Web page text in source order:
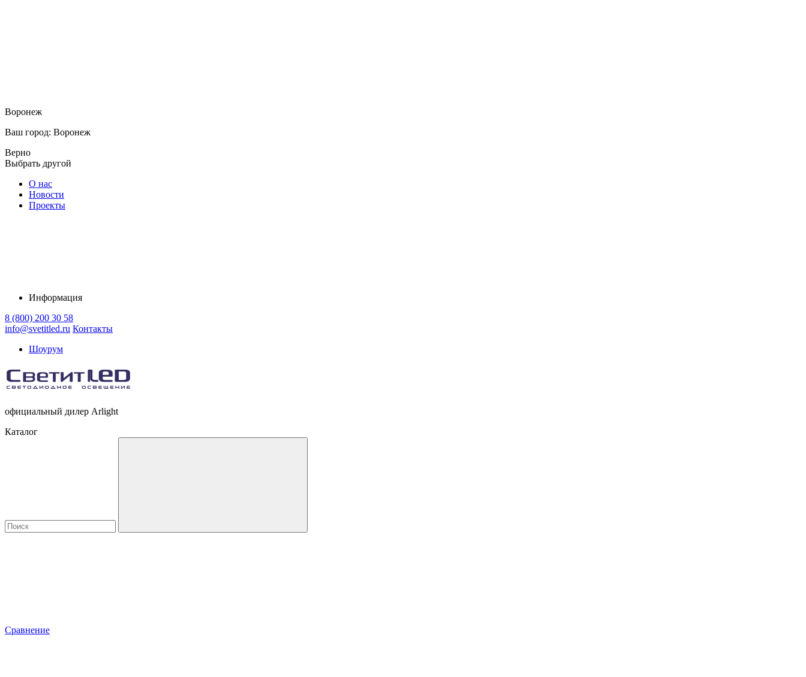
Воронеж
Ваш город: Воронеж
Верно
Выбрать другой
О нас
Новости
Проекты
Информация
8 (800) 200 30 58
info@svetitled.ru Контакты
Шоурум
официальный дилер Arlight
Каталог
Сравнение